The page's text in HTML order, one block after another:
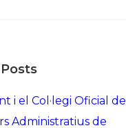
i el Col·legi Oficial de
Administratius de